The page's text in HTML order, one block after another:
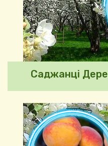
Саджанці